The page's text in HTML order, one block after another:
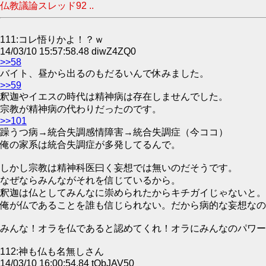
仏教議論スレッド92 ..
111:コレ悟りかよ！？ｗ
14/03/10 15:57:58.48 diwZ4ZQ0
>>58
バイト、昼から出るのもだるいんで休みました。
>>59
釈迦やイエスの時代は精神病は存在しませんでした。
宗教が精神病の代わりだったのです。
>>101
躁うつ病→統合失調感情障害→統合失調症（今ココ）
俺の家系は統合失調症が多発してるんで。
しかし宗教は精神科医曰く妄想では無いのだそうです。
なぜならみんながそれを信じているから。
釈迦は仏としてみんなに崇められたからキチガイじゃないと。
俺が仏であることを誰も信じられない。だから病的な妄想なの
みんな！オラを仏であると認めてくれ！オラにみんなのパワー
112:神も仏も名無しさん
14/03/10 16:00:54.84 tQbJAV50